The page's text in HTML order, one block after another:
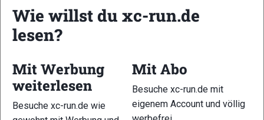
Schreibe einen Kommentar
xc-run.de ist DAS deutschsprachige Trailrunning-Portal mit
aktuellen News aus der Szene, einer Traildatenbank,
Trailrunning-Community und allem was du sonst noch über
Wie willst du xc-run.de
lesen?
Mit Werbung
weiterlesen
Besuche xc-run.de wie
Mit Abo
Besuche xc-run.de mit
eigenem Account und völlig